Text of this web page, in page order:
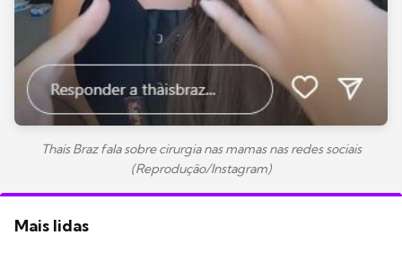
Thais Braz fala sobre cirurgia nas mamas nas redes sociais
(Reprodução/Instagram)
Mais lidas